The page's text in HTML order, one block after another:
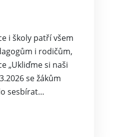
i školy patří všem
i rodičům,
„Ukliďme si naši
se žákům
sesbírat…